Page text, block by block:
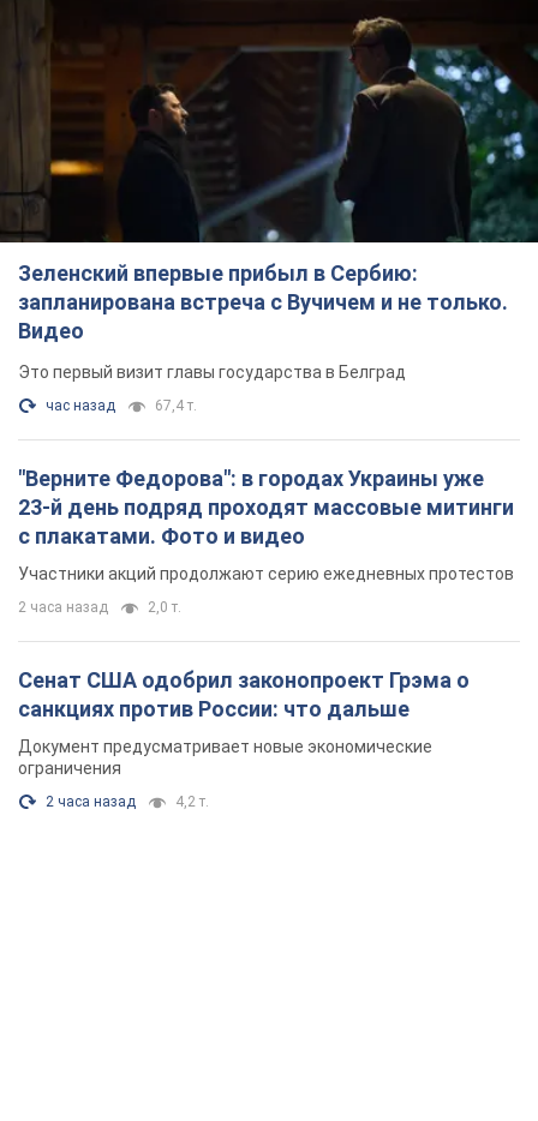
Зеленский впервые прибыл в Сербию:
запланирована встреча с Вучичем и не только.
Видео
Это первый визит главы государства в Белград
час назад 67,4 т.
"Верните Федорова": в городах Украины уже
23-й день подряд проходят массовые митинги
с плакатами. Фото и видео
Участники акций продолжают серию ежедневных протестов
2 часа назад 2,0 т.
Сенат США одобрил законопроект Грэма о
санкциях против России: что дальше
Документ предусматривает новые экономические
ограничения
2 часа назад 4,2 т.